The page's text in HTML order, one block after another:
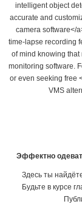
intelligent object
accurate and
camera software</
time-lapse recording
of mind knowing
monitoring software.
or even seeking free
VMS
Эффектно
Здесь ты
Будьте в курсе